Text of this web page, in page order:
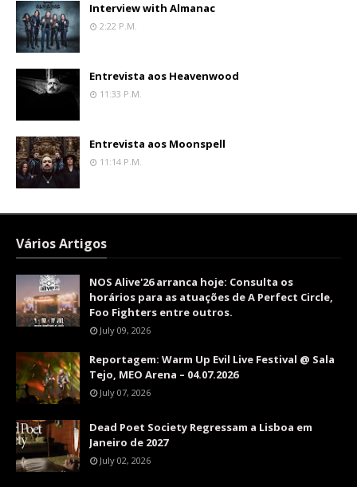
Interview with Almanac
2:22 P.m.
Entrevista aos Heavenwood
11:33 P.m.
Entrevista aos Moonspell
11:14 P.m.
Vários Artigos
NOS Alive'26 arranca hoje: Consulta os
horários para as atuações de A Perfect Circle,
Foo Fighters entre outros.
July 09, 2026
Reportagem: Warm Up Evil Live Festival @ Sala
Tejo, MEO Arena – 04.07.2026
July 07, 2026
Dead Poet Society Regressam a Lisboa em
Janeiro de 2027
July 02, 2026